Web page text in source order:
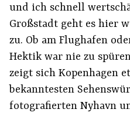
und ich schnell
Großstadt geht es hier
zu. Ob am Flughafen
Hektik war nie zu
zeigt sich Kopenhagen
bekanntesten
fotografierten Nyhavn